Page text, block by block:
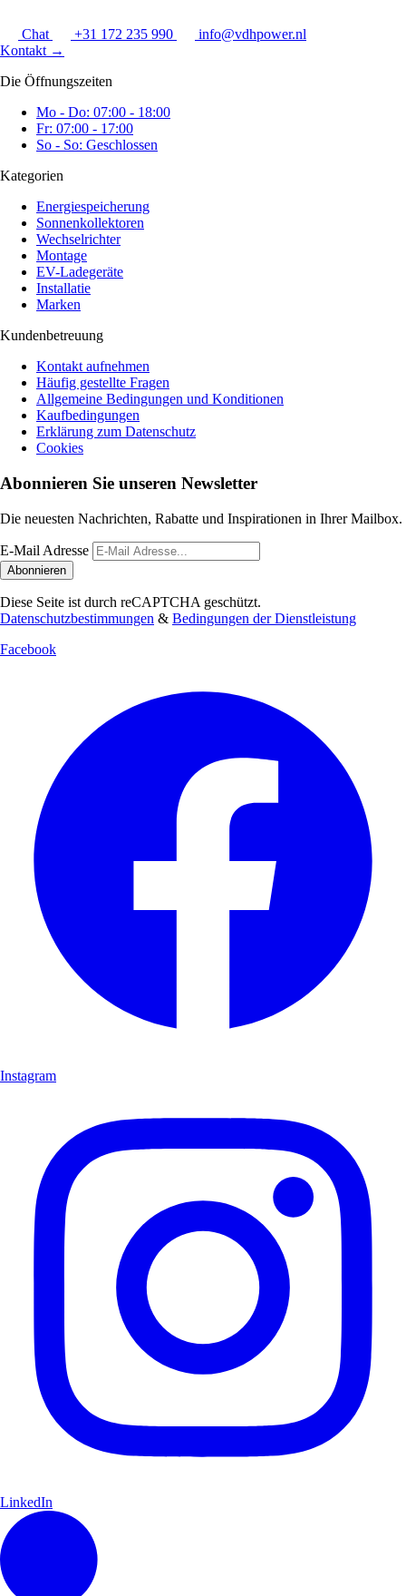
Chat +31 172 235 990
info@vdhpower.nl
Kontakt →
Die Öffnungszeiten
Mo - Do: 07:00 - 18:00
Fr: 07:00 - 17:00
So - So: Geschlossen
Kategorien
Energiespeicherung
Sonnenkollektoren
Wechselrichter
Montage
EV-Ladegeräte
Installatie
Marken
Kundenbetreuung
Kontakt aufnehmen
Häufig gestellte Fragen
Allgemeine Bedingungen und Konditionen
Kaufbedingungen
Erklärung zum Datenschutz
Cookies
Abonnieren Sie unseren Newsletter
Die neuesten Nachrichten, Rabatte und Inspirationen in Ihrer Mailbox.
E-Mail Adresse
Abonnieren
Diese Seite ist durch reCAPTCHA geschützt.
Datenschutzbestimmungen & Bedingungen der Dienstleistung
Facebook
Instagram
LinkedIn